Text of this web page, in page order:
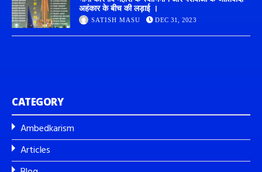
अहंकार के बीच की लड़ाई ।
SATISH MASU DEC 31, 2023
CATEGORY
Ambedkarism
Articles